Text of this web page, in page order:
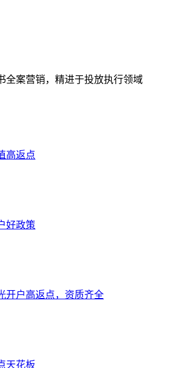
全案营销，精进于投放执行领域
高返点
好政策
开户高返点，资质齐全
天花板